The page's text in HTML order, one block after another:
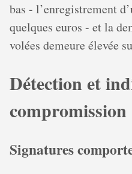
bas - l’enregistrement
quelques euros - et la
volées demeure élevée
Détection et
compromission
Signatures